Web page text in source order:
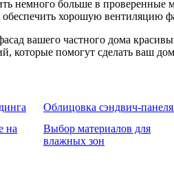
немного больше в
хорошую вентиляцию
вашего частного дома
которые помогут сделать ваш
Облицовка сэндвич-
на
Выбор материалов для
влажных зон